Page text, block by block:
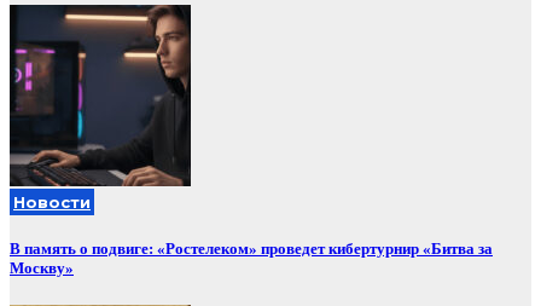
Новости
В память о подвиге: «Ростелеком» проведет кибертурнир «Битва за
Москву»